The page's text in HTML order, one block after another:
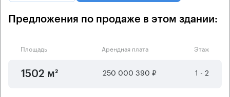
Предложения по продаже в этом здании:
Площадь Арендная плата Этаж
1502 м² 250 000 390 ₽ 1 - 2